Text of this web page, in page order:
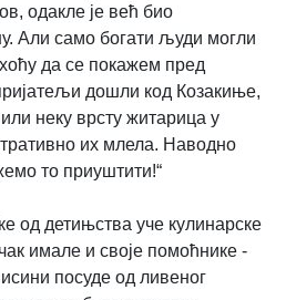
одакле је већ био
Али само богати људи могли
да се покажем пред
дошли код Козакиње,
неку врсту житарица у
их млела. Наводно
то приуштити!“
од детињства уче кулинарске
имале и своје помоћнике -
посуде од ливеног